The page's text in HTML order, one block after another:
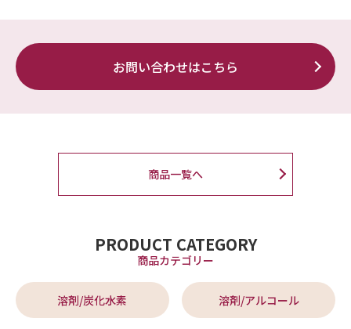
お問い合わせはこちら
商品一覧へ
PRODUCT CATEGORY
商品カテゴリー
溶剤/炭化水素 溶剤/アルコール